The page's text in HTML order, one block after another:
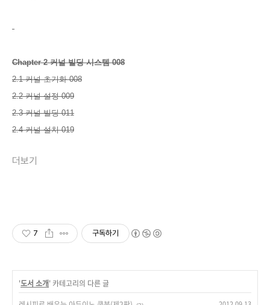
Chapter 2 커널 빌딩 시스템 008
2.1 커널 초기화 008
2.2 커널 설정 009
2.3 커널 빌딩 011
2.4 커널 설치 019
더보기
7 구독하기
'도서 소개' 카테고리의 다른 글